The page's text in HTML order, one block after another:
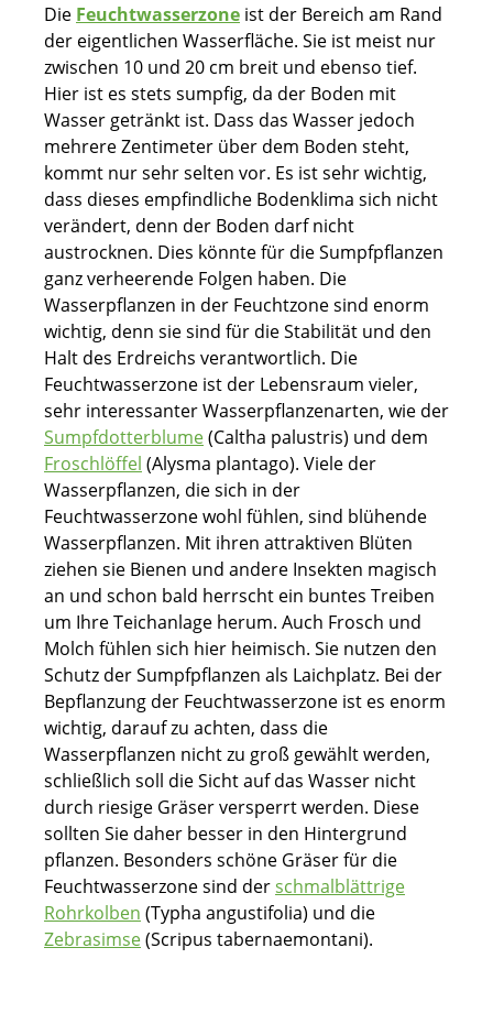
Die Feuchtwasserzone ist der Bereich am Rand
der eigentlichen Wasserfläche. Sie ist meist nur
zwischen 10 und 20 cm breit und ebenso tief.
Hier ist es stets sumpfig, da der Boden mit
Wasser getränkt ist. Dass das Wasser jedoch
mehrere Zentimeter über dem Boden steht,
kommt nur sehr selten vor. Es ist sehr wichtig,
dass dieses empfindliche Bodenklima sich nicht
verändert, denn der Boden darf nicht
austrocknen. Dies könnte für die Sumpfpflanzen
ganz verheerende Folgen haben. Die
Wasserpflanzen in der Feuchtzone sind enorm
wichtig, denn sie sind für die Stabilität und den
Halt des Erdreichs verantwortlich. Die
Feuchtwasserzone ist der Lebensraum vieler,
sehr interessanter Wasserpflanzenarten, wie der
Sumpfdotterblume(Caltha palustris) und dem
Froschlöffel (Alysma plantago). Viele der
Wasserpflanzen, die sich in der
Feuchtwasserzone wohl fühlen, sind blühende
Wasserpflanzen. Mit ihren attraktiven Blüten
ziehen sie Bienen und andere Insekten magisch
an und schon bald herrscht ein buntes Treiben
um Ihre Teichanlage herum. Auch Frosch und
Molch fühlen sich hier heimisch. Sie nutzen den
Schutz der Sumpfpflanzen als Laichplatz. Bei der
Bepflanzung der Feuchtwasserzone ist es enorm
wichtig, darauf zu achten, dass die
Wasserpflanzen nicht zu groß gewählt werden,
schließlich soll die Sicht auf das Wasser nicht
durch riesige Gräser versperrt werden. Diese
sollten Sie daher besser in den Hintergrund
pflanzen. Besonders schöne Gräser für die
Feuchtwasserzone sind derschmalblättrige
Rohrkolben (Typha angustifolia) und die
Zebrasimse(Scripus tabernaemontani).